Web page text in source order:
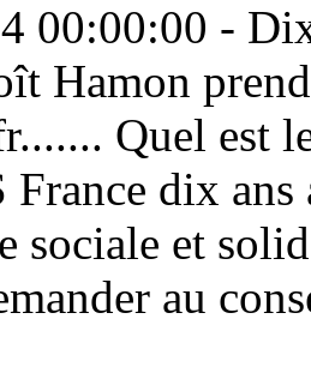
00:00:00 -
Hamon
Quel est
France dix
sociale et
au